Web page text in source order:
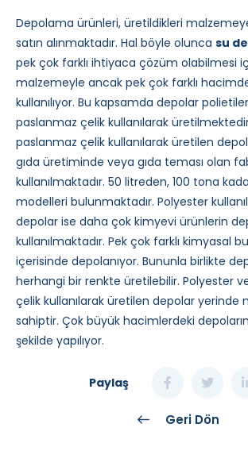
Depolama ürünleri, üretildikleri
satın alınmaktadır. Hal böyle olunca su
pek çok farklı ihtiyaca çözüm olabilmesi
malzemeyle ancak pek çok farklı
kullanılıyor. Bu kapsamda depolar
paslanmaz çelik kullanılarak
paslanmaz çelik kullanılarak üretilen
gıda üretiminde veya gıda teması olan
kullanılmaktadır. 50 litreden, 100 tona
modelleri bulunmaktadır. Polyester
depolar ise daha çok kimyevi ürünlerin
kullanılmaktadır. Pek çok farklı kimyasal
içerisinde depolanıyor. Bununla birlikte
herhangi bir renkte üretilebilir. Polyester
çelik kullanılarak üretilen depolar yerinde
sahiptir. Çok büyük hacimlerdeki
şekilde yapılıyor.
Paylaş
Geri Dön